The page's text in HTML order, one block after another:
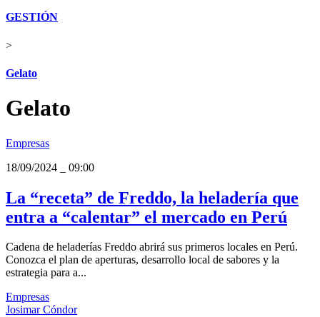
GESTIÓN
>
Gelato
Gelato
Empresas
18/09/2024
09:00
La “receta” de Freddo, la heladería que
entra a “calentar” el mercado en Perú
Cadena de heladerías Freddo abrirá sus primeros locales en Perú.
Conozca el plan de aperturas, desarrollo local de sabores y la
estrategia para a...
Empresas
Josimar Cóndor